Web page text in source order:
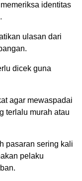
identitas
ulasan dari
dicek guna
agar mewaspadai
terlalu murah atau
pasaran sering kali
pelaku